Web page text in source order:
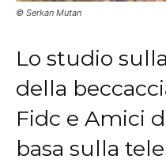
© Serkan Mutan
Lo studio
della
Fidc e Amici
basa sulla